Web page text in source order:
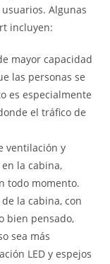
Algunas
incluyen:
mayor capacidad
las personas se
es especialmente
el tráfico de
ventilación y
la cabina,
todo momento.
la cabina, con
bien pensado,
sea más
LED y espejos